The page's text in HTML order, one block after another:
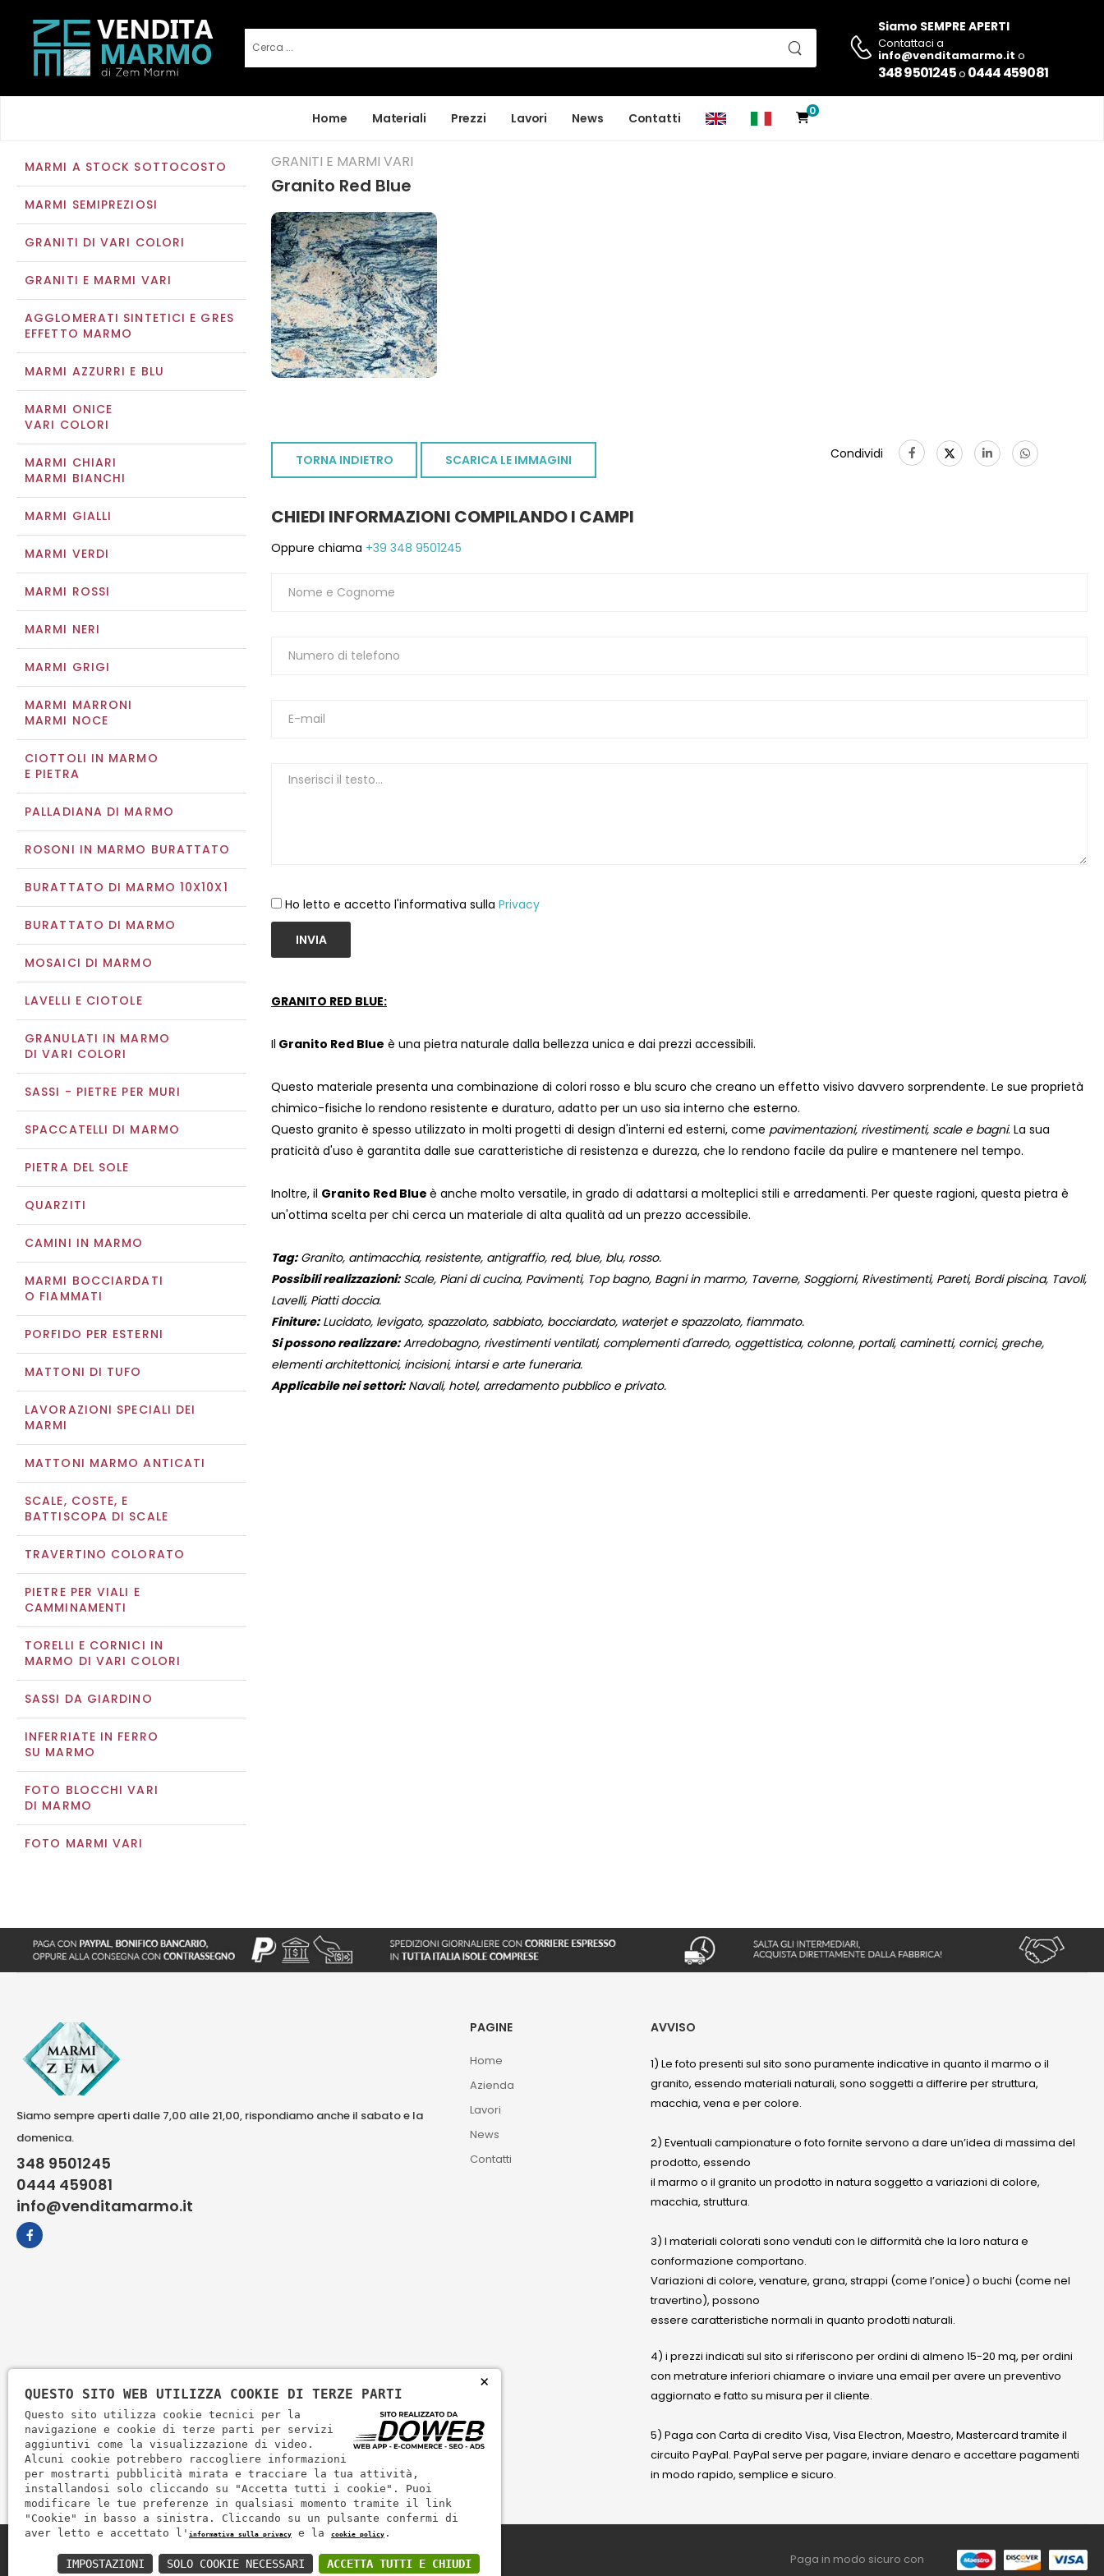
Siamo SEMPRE APERTI
Contattaci a
info@venditamarmo.it o
348 9501245o 0444 459081
Home Materiali Prezzi Lavori News Contatti 0
MARMI A STOCK SOTTOCOSTO
MARMI SEMIPREZIOSI
GRANITI DI VARI COLORI
GRANITI E MARMI VARI
AGGLOMERATI SINTETICI E GRES
EFFETTO MARMO
MARMI AZZURRI E BLU
MARMI ONICE
VARI COLORI
MARMI CHIARI
MARMI BIANCHI
MARMI GIALLI
MARMI VERDI
MARMI ROSSI
MARMI NERI
MARMI GRIGI
MARMI MARRONI
MARMI NOCE
CIOTTOLI IN MARMO
E PIETRA
PALLADIANA DI MARMO
ROSONI IN MARMO BURATTATO
BURATTATO DI MARMO 10X10X1
BURATTATO DI MARMO
MOSAICI DI MARMO
LAVELLI E CIOTOLE
GRANULATI IN MARMO
DI VARI COLORI
SASSI - PIETRE PER MURI
SPACCATELLI DI MARMO
PIETRA DEL SOLE
QUARZITI
CAMINI IN MARMO
MARMI BOCCIARDATI
O FIAMMATI
PORFIDO PER ESTERNI
MATTONI DI TUFO
LAVORAZIONI SPECIALI DEI
MARMI
MATTONI MARMO ANTICATI
SCALE, COSTE, E
BATTISCOPA DI SCALE
TRAVERTINO COLORATO
PIETRE PER VIALI E
CAMMINAMENTI
TORELLI E CORNICI IN
MARMO DI VARI COLORI
SASSI DA GIARDINO
INFERRIATE IN FERRO
SU MARMO
FOTO BLOCCHI VARI
DI MARMO
FOTO MARMI VARI
GRANITI E MARMI VARI
Granito Red Blue
TORNA INDIETRO SCARICA LE IMMAGINI Condividi
CHIEDI INFORMAZIONI COMPILANDO I CAMPI
Oppure chiama +39 348 9501245
Ho letto e accetto l'informativa sulla Privacy
INVIA
GRANITO RED BLUE:
Il Granito Red Blue è una pietra naturale dalla bellezza unica e dai prezzi accessibili.
Questo materiale presenta una combinazione di colori rosso e blu scuro che creano un effetto visivo davvero sorprendente. Le sue proprietà
chimico-fisiche lo rendono resistente e duraturo, adatto per un uso sia interno che esterno.
Questo granito è spesso utilizzato in molti progetti di design d'interni ed esterni, come pavimentazioni, rivestimenti, scale e bagni. La sua
praticità d'uso è garantita dalle sue caratteristiche di resistenza e durezza, che lo rendono facile da pulire e mantenere nel tempo.
Inoltre, il Granito Red Blue è anche molto versatile, in grado di adattarsi a molteplici stili e arredamenti. Per queste ragioni, questa pietra è
un'ottima scelta per chi cerca un materiale di alta qualità ad un prezzo accessibile.
Tag:Granito, antimacchia, resistente, antigraffio, red, blue, blu, rosso.
Possibili realizzazioni:Scale, Piani di cucina, Pavimenti, Top bagno, Bagni in marmo, Taverne, Soggiorni, Rivestimenti, Pareti, Bordi piscina, Tavoli,
Lavelli, Piatti doccia.
Finiture:Lucidato, levigato, spazzolato, sabbiato, bocciardato, waterjet e spazzolato, fiammato.
Si possono realizzare:Arredobagno, rivestimenti ventilati, complementi d'arredo, oggettistica, colonne, portali, caminetti, cornici, greche,
elementi architettonici, incisioni, intarsi e arte funeraria.
Applicabile nei settori:Navali, hotel, arredamento pubblico e privato.
Siamo sempre aperti dalle 7,00 alle 21,00, rispondiamo anche il sabato e la
domenica.
348 9501245
0444 459081
info@venditamarmo.it
PAGINE
Home
Azienda
Lavori
News
Contatti
AVVISO
1) Le foto presenti sul sito sono puramente indicative in quanto il marmo o il
granito, essendo materiali naturali, sono soggetti a differire per struttura,
macchia, vena e per colore.
2) Eventuali campionature o foto fornite servono a dare un’idea di massima del
prodotto, essendo
il marmo o il granito un prodotto in natura soggetto a variazioni di colore,
macchia, struttura.
3) I materiali colorati sono venduti con le difformità che la loro natura e
conformazione comportano.
Variazioni di colore, venature, grana, strappi (come l’onice) o buchi (come nel
travertino), possono
essere caratteristiche normali in quanto prodotti naturali.
4) i prezzi indicati sul sito si riferiscono per ordini di almeno 15-20 mq, per ordini
con metrature inferiori chiamare o inviare una email per avere un preventivo
aggiornato e fatto su misura per il cliente.
5) Paga con Carta di credito Visa, Visa Electron, Maestro, Mastercard tramite il
circuito PayPal. PayPal serve per pagare, inviare denaro e accettare pagamenti
in modo rapido, semplice e sicuro.
Zem Marmi P.I. 03463990246 Paga in modo sicuro con
×
QUESTO SITO WEB UTILIZZA COOKIE DI TERZE PARTI
Questo sito utilizza cookie tecnici per la
navigazione e cookie di terze parti per servizi
aggiuntivi come la visualizzazione di video.
Alcuni cookie potrebbero raccogliere informazioni
per mostrarti pubblicità mirata e tracciare la tua attività,
installandosi solo cliccando su "Accetta tutti i cookie". Puoi
modificare le tue preferenze in qualsiasi momento tramite il link
"Cookie" in basso a sinistra. Cliccando su un pulsante confermi di
aver letto e accettato l' informativa sulla privacy e la cookie policy .
ACCETTA TUTTI E CHIUDI
SOLO COOKIE NECESSARI
IMPOSTAZIONI